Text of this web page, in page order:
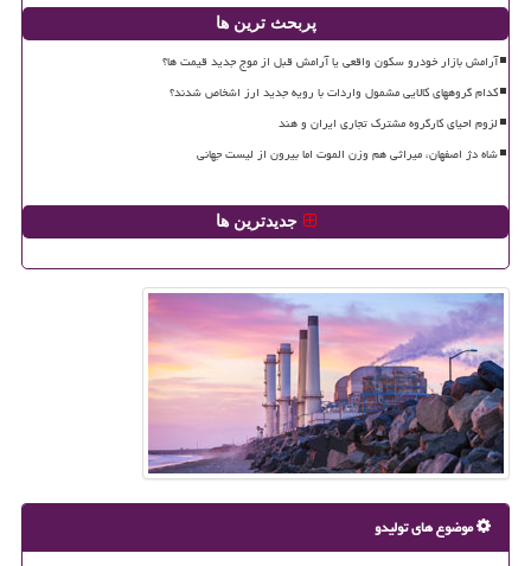
پربحث ترین ها
آرامش بازار خودرو سکون واقعی یا آرامش قبل از موج جدید قیمت ها؟
کدام گروههای کالایی مشمول واردات با رویه جدید ارز اشخاص شدند؟
لزوم احیای کارگروه مشترک تجاری ایران و هند
شاه دژ اصفهان، میراثی هم وزن الموت اما بیرون از لیست جهانی
جدیدترین ها
موضوع های تولیدو